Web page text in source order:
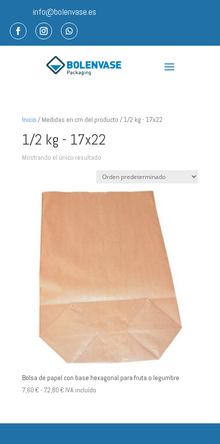
info@bolenvase.es
Inicio / Medidas en cm del producto / 1/2 kg - 17x22
1/2 kg - 17x22
Mostrando el único resultado
Bolsa de papel con base hexagonal para fruta o legumbre
7,60 €- 72,80 €Rango
desde
IVA incluído